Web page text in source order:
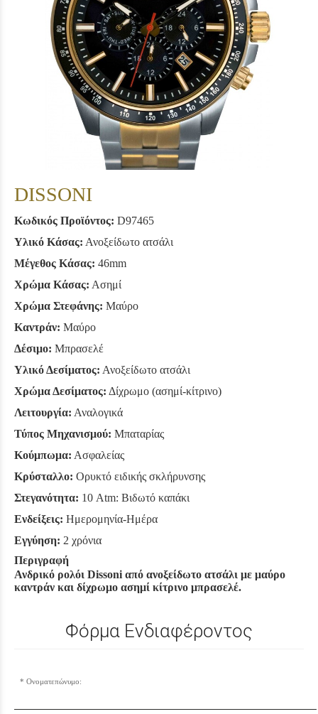
DISSONI
Κωδικός Προϊόντος: D97465
Υλικό Κάσας: Ανοξείδωτο ατσάλι
Μέγεθος Κάσας: 46mm
Χρώμα Κάσας: Ασημί
Χρώμα Στεφάνης: Μαύρο
Καντράν: Μαύρο
Δέσιμο: Μπρασελέ
Υλικό Δεσίματος: Ανοξείδωτο ατσάλι
Χρώμα Δεσίματος: Δίχρωμο (ασημί-κίτρινο)
Λειτουργία: Αναλογικά
Τύπος Μηχανισμού: Μπαταρίας
Κούμπωμα: Ασφαλείας
Κρύσταλλο: Ορυκτό ειδικής σκλήρυνσης
Στεγανότητα: 10 Atm: Βιδωτό καπάκι
Ενδείξεις: Ημερομηνία-Ημέρα
Εγγύηση: 2 χρόνια
Περιγραφή
Ανδρικό ρολόι Dissoni από ανοξείδωτο ατσάλι με μαύρο
καντράν και δίχρωμο ασημί κίτρινο μπρασελέ.
Φόρμα Ενδιαφέροντος
Ονοματεπώνυμο: